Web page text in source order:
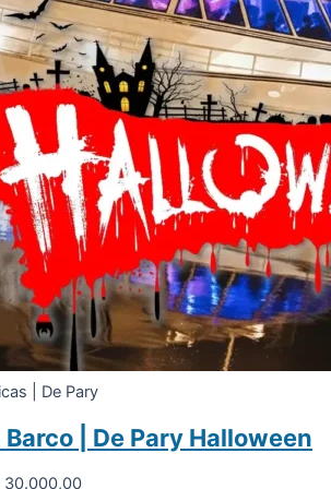
| De Pary
| De Pary Halloween
30.000,00El